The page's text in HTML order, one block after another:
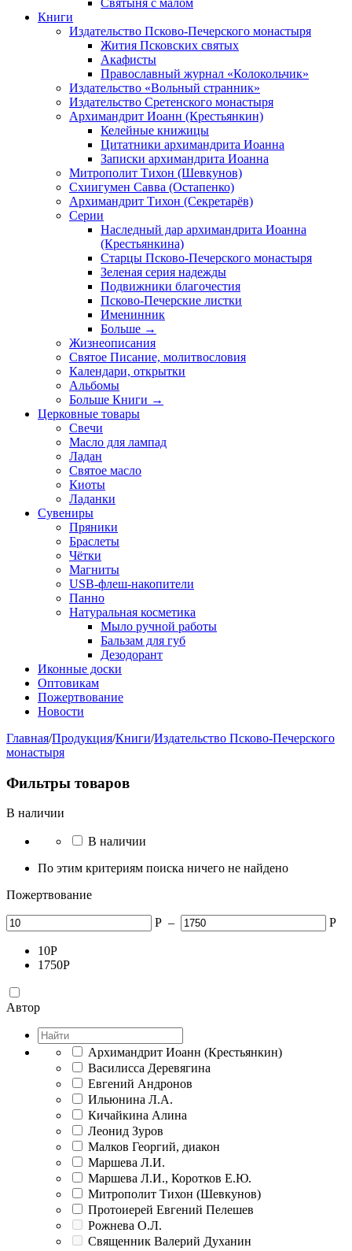
Святыня с малом
Книги
Издательство Псково-Печерского монастыря
Жития Псковских святых
Акафисты
Православный журнал «Колокольчик»
Издательство «Вольный странник»
Издательство Сретенского монастыря
Архимандрит Иоанн (Крестьянкин)
Келейные книжицы
Цитатники архимандрита Иоанна
Записки архимандрита Иоанна
Митрополит Тихон (Шевкунов)
Схиигумен Савва (Остапенко)
Архимандрит Тихон (Секретарёв)
Серии
Наследный дар архимандрита Иоанна
(Крестьянкина)
Старцы Псково-Печерского монастыря
Зеленая серия надежды
Подвижники благочестия
Псково-Печерские листки
Именинник
Больше →
Жизнеописания
Святое Писание, молитвословия
Календари, открытки
Альбомы
Больше Книги →
Церковные товары
Свечи
Масло для лампад
Ладан
Святое масло
Киоты
Ладанки
Сувениры
Пряники
Браслеты
Чётки
Магниты
USB-флеш-накопители
Панно
Натуральная косметика
Мыло ручной работы
Бальзам для губ
Дезодорант
Иконные доски
Оптовикам
Пожертвование
Новости
Главная/Продукция/Книги/Издательство Псково-Печерского
монастыря
Фильтры товаров
В наличии
В наличии
По этим критериям поиска ничего не найдено
Пожертвование
Р – Р
10Р
1750Р
Автор
Архимандрит Иоанн (Крестьянкин)
Василисса Деревягина
Евгений Андронов
Ильюнина Л.А.
Кичайкина Алина
Леонид Зуров
Малков Георгий, диакон
Маршева Л.И.
Маршева Л.И., Коротков Е.Ю.
Митрополит Тихон (Шевкунов)
Протоиерей Евгений Пелешев
Рожнева О.Л.
Священник Валерий Духанин